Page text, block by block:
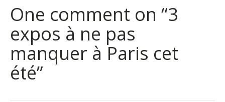
One comment on “3
expos à ne pas
manquer à Paris cet
été”